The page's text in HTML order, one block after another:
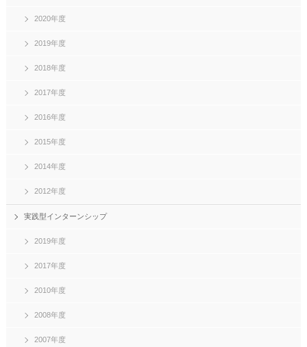
2020年度
2019年度
2018年度
2017年度
2016年度
2015年度
2014年度
2012年度
実践型インターンシップ
2019年度
2017年度
2010年度
2008年度
2007年度